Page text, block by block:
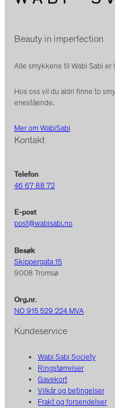
Beauty in imperfection
Alle smykkene til Wabi Sabi er
Hos oss vil du aldri finne to
enestående.
Mer om WabiSabi
Kontakt
Telefon
46 67 88 72
E-post
post@wabisabi.no
Besøk
Skippergata 15
9008 Tromsø
Org.nr.
NO 915 529 224 MVA
Kundeservice
Wabi Sabi Society
Ringstørrelser
Gavekort
Vilkår og betingelser
Frakt og forsendelser